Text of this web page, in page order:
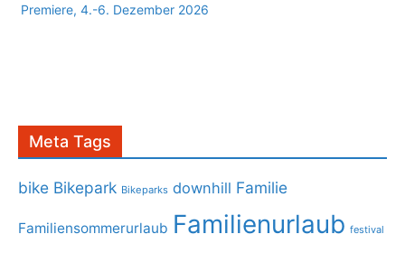
Premiere, 4.-6. Dezember 2026
Meta Tags
bike Bikepark Bikeparks downhill Familie
Familiensommerurlaub Familienurlaub festival